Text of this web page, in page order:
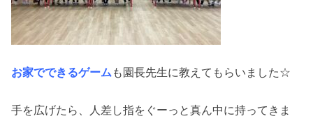
お家でできるゲーム も園長先生に教えてもらいました☆
手を広げたら、人差し指をぐーっと真ん中に持ってきま